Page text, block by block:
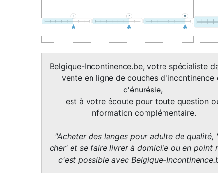
Belgique-Incontinence.be, votre spécialiste
vente en ligne de couches d'incontinence
d'énurésie,
est à votre écoute pour toute question
information complémentaire.
"Acheter des langes pour adulte de qualité,
cher' et se faire livrer à domicile ou en point
c'est possible avec Belgique-